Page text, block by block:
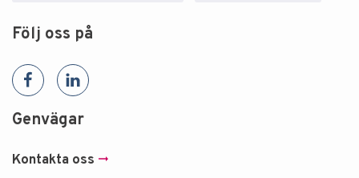
Följ oss på
Genvägar
Kontakta oss